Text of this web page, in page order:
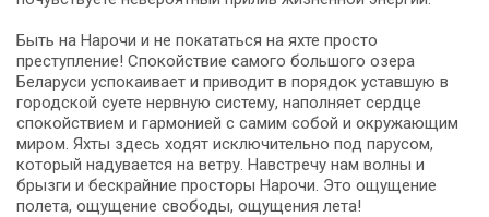
Быть на Нарочи и не покататься на яхте просто
преступление! Спокойствие самого большого озера
Беларуси успокаивает и приводит в порядок уставшую в
городской суете нервную систему, наполняет сердце
спокойствием и гармонией с самим собой и окружающим
миром. Яхты здесь ходят исключительно под парусом,
который надувается на ветру. Навстречу нам волны и
брызги и бескрайние просторы Нарочи. Это ощущение
полета, ощущение свободы, ощущения лета!